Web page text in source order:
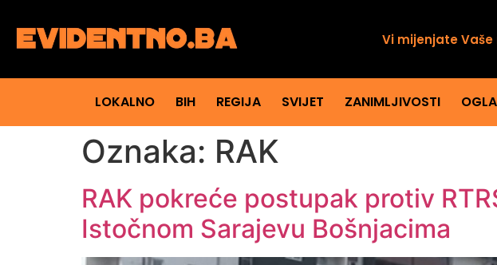
Vi mijenjate
LOKALNO BIH REGIJA SVIJET ZANIMLJIVOSTI
Oznaka: RAK
RAK pokreće postupak protiv
Istočnom Sarajevu Bošnjacima